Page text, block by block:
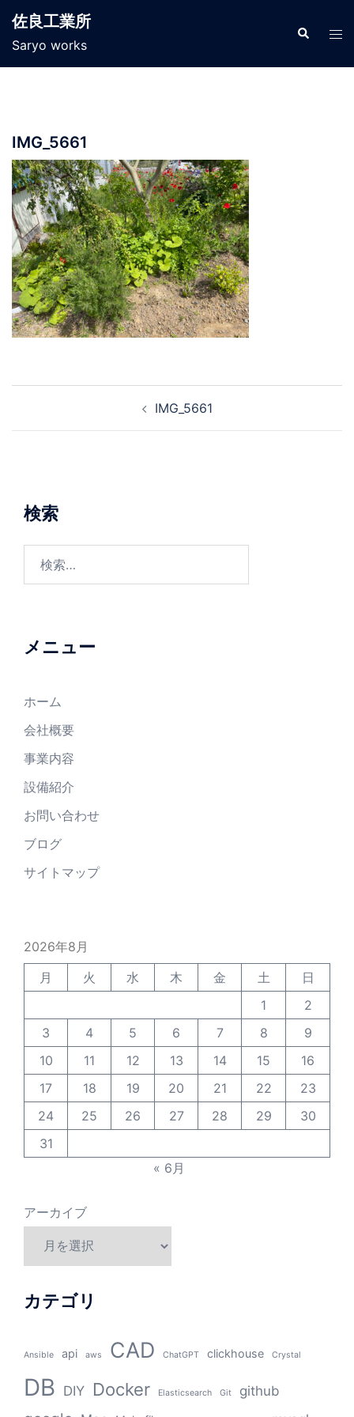
ン
佐良工業所
Saryo works
検
索
ト
IMG_5661
ー
シ
ョ
IMG_5661
検索
メニュー
ホーム
会社概要
事業内容
設備紹介
お問い合わせ
ブログ
サイトマップ
2026年8月
月
火 水 木 金 土
日
1
2
3
4 5 6 7 8
9
10
11 12 13 14 15
16
17
18 19 20 21 22
23
24
25 26 27 28 29
30
31
« 6月
アーカイブ
カテゴリ
Ansible api aws CAD ChatGPT clickhouse Crystal
DB DIY Docker Elasticsearch Git github